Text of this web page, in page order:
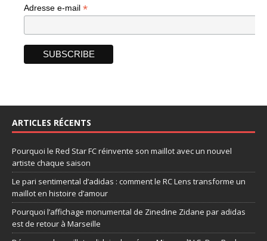
Adresse e-mail *
ARTICLES RÉCENTS
Pourquoi le Red Star FC réinvente son maillot avec un nouvel
artiste chaque saison
Le pari sentimental d’adidas : comment le RC Lens transforme un
maillot en histoire d’amour
Pourquoi l’affichage monumental de Zinedine Zidane par adidas
est de retour à Marseille